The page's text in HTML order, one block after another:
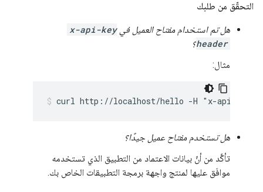
التحقّق من طلبك
هل تم استخدام مفتاح العميل فيx-api-key
header؟
مثال:
curl http://localhost/hello -H "x-api-key:
هل تستخدم مفتاح عميل جيدًا؟
تأكَّد من أنّ بيانات الاعتماد من التطبيق الذي تستخدمه
موافَق عليها لمنتج واجهة برمجة التطبيقات الخاص بك.